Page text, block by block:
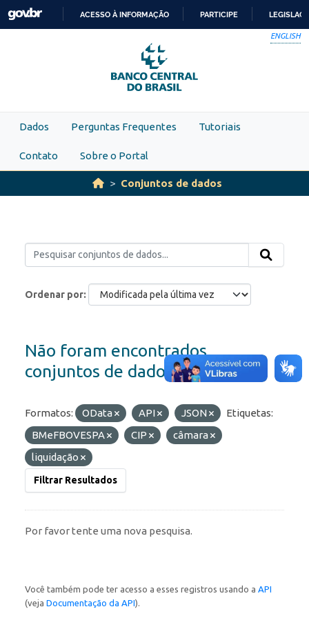
Skip to main content
PARA
O
CONTEÚDO
ACESSO À INFORMAÇÃO PARTICIPE
ENGLISH
Dados Perguntas Frequentes Tutoriais
Contato Sobre o Portal
Conjuntos de dados
Ordenar por
Não foram encontrados
conjuntos de dados
Formatos: OData API JSON
Etiquetas:
BMeFBOVESPA
CIP
câmara
liquidação
Filtrar Resultados
Por favor tente uma nova pesquisa.
Você também pode ter acesso a esses registros usando a API
(veja Documentação da API).